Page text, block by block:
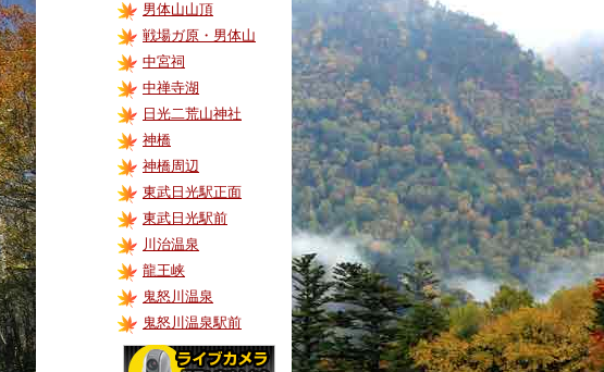
男体山山頂
戦場ガ原・男体山
中宮祠
中禅寺湖
日光二荒山神社
神橋
神橋周辺
東武日光駅正面
東武日光駅前
川治温泉
龍王峡
鬼怒川温泉
鬼怒川温泉駅前